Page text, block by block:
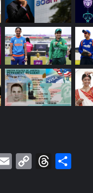
EmailCopy
Link
Threads